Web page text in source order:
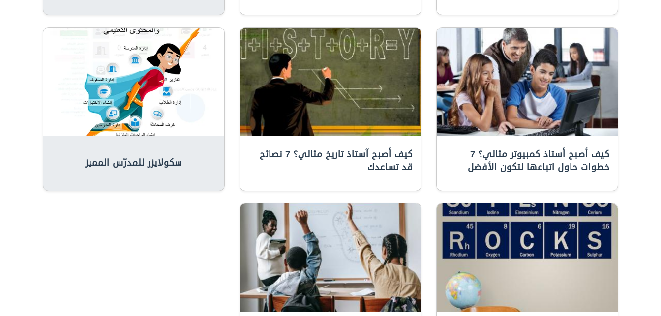
كيف أصبح أستاذ كمبيوتر مثالي؟ 7
خطوات حاول اتباعها لتكون الأفضل
كيف أصبح آستاذ تاريخ مثالي؟ 7 نصائح
قد تساعدك
سكولايزر للمدرّس المميز